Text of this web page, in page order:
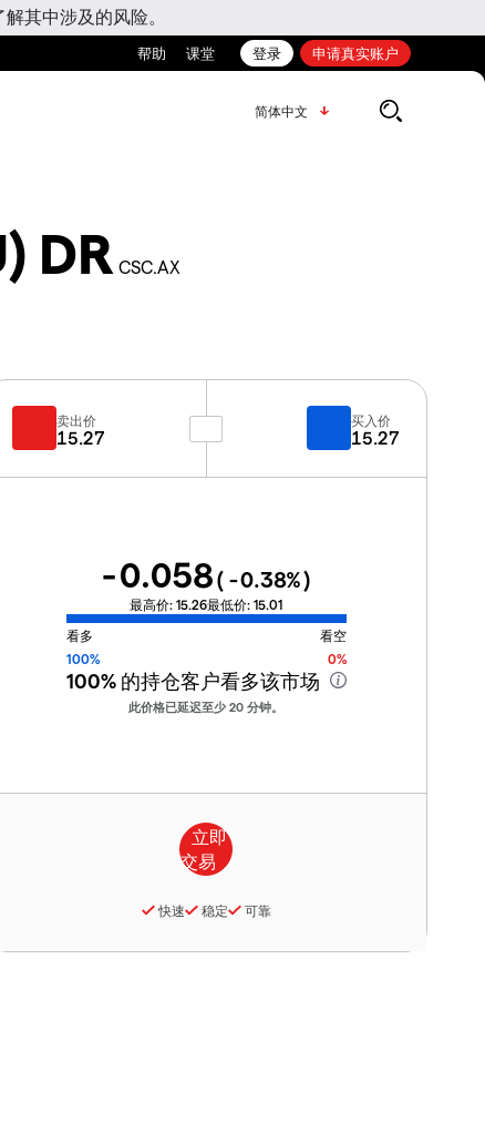
其中涉及的风险。
帮助 课堂 登录 申请真实账户
简体中文
DR CSC.AX
卖出价
15.27
买入价
15.27
-0.058( -0.38%)
最高价: 15.26最低价: 15.01
看多
看空
100%
0%
100%的持仓客户看多该市场
此价格已延迟至少 20 分钟。
快速 稳定 可靠